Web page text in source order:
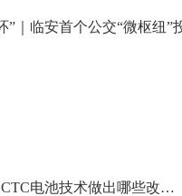
”｜临安首个公交“微枢纽”
电池技术做出哪些改变？